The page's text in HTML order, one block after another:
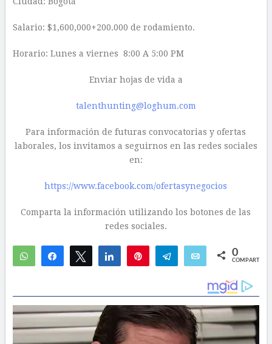
Salario: $1,600,000+200.000 de rodamiento.
Horario: Lunes a viernes 8:00 A 5:00 PM
Enviar hojas de vida a
talenthunting@loghum.com
Para información de futuras convocatorias y ofertas
laborales, los invitamos a seguirnos en las redes sociales
en:
https://www.facebook.com/ofertasynegocios
Comparta la información utilizando los botones de las
redes sociales.
WhatsAppCompartirTwittear Compartir Telegram Email 0
COMPARTIR